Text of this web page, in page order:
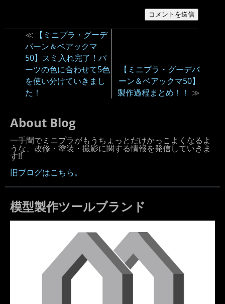
≪
【ミニプラ・グーデ
バーン＆ベアックマ
50】スミ入れ完了！パ
ーツの色に合わせて5色
を使い分けていきまし
た！
【ミニプラ・グーデバ
ーン＆ベアックマ50】
製作過程まとめ！！ ≫
About Blog
一手間でミニプラがもうちょっとだけかっこよくなるよ
うな、改修・塗装・撮影に関する情報を発信していきま
す!!
旧ブログはこちら。
模型製作ツールブランド